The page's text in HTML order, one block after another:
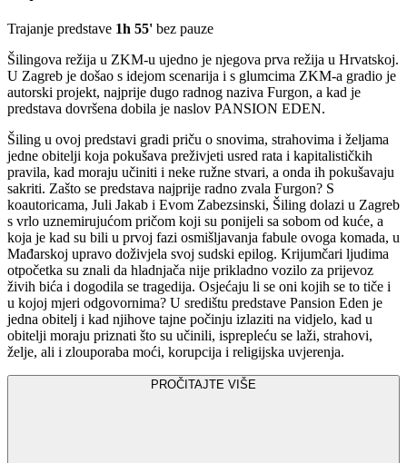
Trajanje predstave 1h 55' bez pauze
Šilingova režija u ZKM-u ujedno je njegova prva režija u Hrvatskoj.
U Zagreb je došao s idejom scenarija i s glumcima ZKM-a gradio je
autorski projekt, najprije dugo radnog naziva Furgon, a kad je
predstava dovršena dobila je naslov PANSION EDEN.
Šiling u ovoj predstavi gradi priču o snovima, strahovima i željama
jedne obitelji koja pokušava preživjeti usred rata i kapitalističkih
pravila, kad moraju učiniti i neke ružne stvari, a onda ih pokušavaju
sakriti. Zašto se predstava najprije radno zvala Furgon? S
koautoricama, Juli Jakab i Evom Zabezsinski, Šiling dolazi u Zagreb
s vrlo uznemirujućom pričom koji su ponijeli sa sobom od kuće, a
koja je kad su bili u prvoj fazi osmišljavanja fabule ovoga komada, u
Mađarskoj upravo doživjela svoj sudski epilog. Krijumčari ljudima
otpočetka su znali da hladnjača nije prikladno vozilo za prijevoz
živih bića i dogodila se tragedija. Osjećaju li se oni kojih se to tiče i
u kojoj mjeri odgovornima? U središtu predstave Pansion Eden je
jedna obitelj i kad njihove tajne počinju izlaziti na vidjelo, kad u
obitelji moraju priznati što su učinili, isprepleću se laži, strahovi,
želje, ali i zlouporaba moći, korupcija i religijska uvjerenja.
PROČITAJTE VIŠE